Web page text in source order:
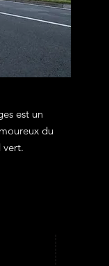
est un
du
vert.